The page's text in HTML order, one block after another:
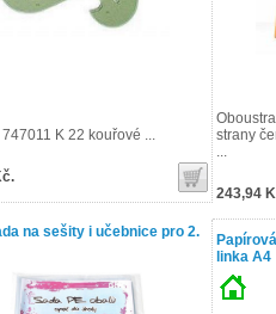
747011 K 22 kouřové ...
strany
...
243,94
na sešity i učebnice pro 2.
linka A4